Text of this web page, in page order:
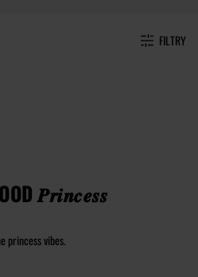
FILTRY
𝑷𝒓𝒊𝒏𝒄𝒆𝒔𝒔
princess vibes.